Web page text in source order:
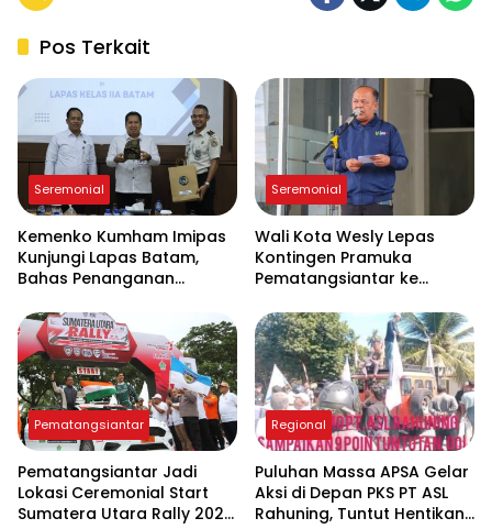
Pos Terkait
Seremonial
Kemenko Kumham Imipas
Kunjungi Lapas Batam,
Bahas Penanganan
Implementasi KUHP Baru
Seremonial
Wali Kota Wesly Lepas
Kontingen Pramuka
Pematangsiantar ke
di Cibubur
Pematangsiantar
Pematangsiantar Jadi
Lokasi Ceremonial Start
Sumatera Utara Rally 2026
Regional
Puluhan Massa APSA Gelar
Aksi di Depan PKS PT ASL
Rahuning, Tuntut Hentikan